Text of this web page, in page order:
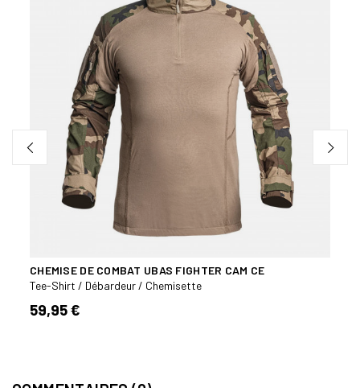
CHEMISE DE COMBAT UBAS FIGHTER CAM CE
Tee-Shirt / Débardeur / Chemisette
59,95 €